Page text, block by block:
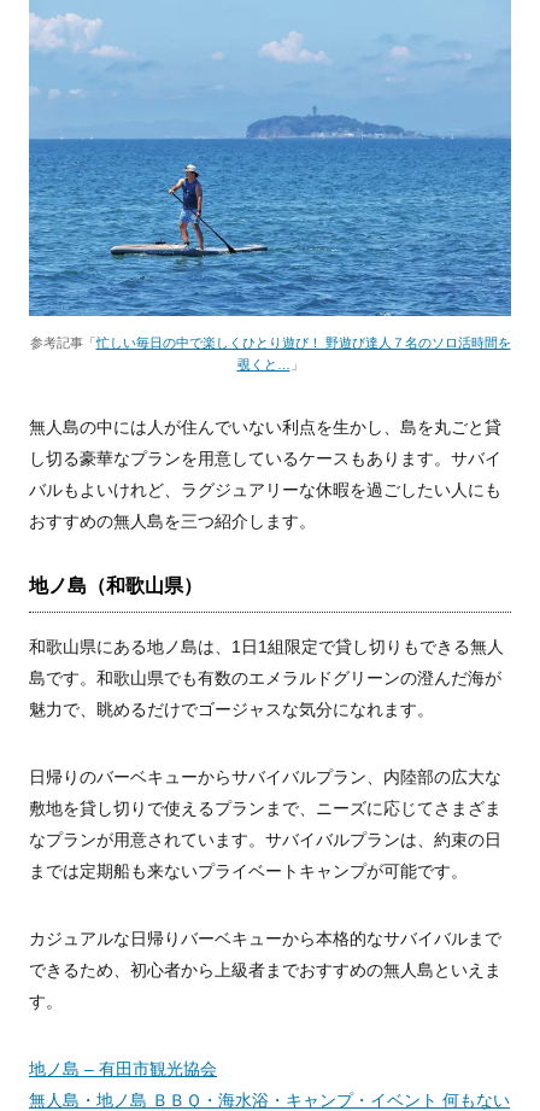
参考記事「忙しい毎日の中で楽しくひとり遊び！ 野遊び達人７名のソロ活時間を
覗くと…
」
無人島の中には人が住んでいない利点を生かし、島を丸ごと貸
し切る豪華なプランを用意しているケースもあります。サバイ
バルもよいけれど、ラグジュアリーな休暇を過ごしたい人にも
おすすめの無人島を三つ紹介します。
地ノ島（和歌山県）
和歌山県にある地ノ島は、1日1組限定で貸し切りもできる無人
島です。和歌山県でも有数のエメラルドグリーンの澄んだ海が
魅力で、眺めるだけでゴージャスな気分になれます。
日帰りのバーベキューからサバイバルプラン、内陸部の広大な
敷地を貸し切りで使えるプランまで、ニーズに応じてさまざま
なプランが用意されています。サバイバルプランは、約束の日
までは定期船も来ないプライベートキャンプが可能です。
カジュアルな日帰りバーベキューから本格的なサバイバルまで
できるため、初心者から上級者までおすすめの無人島といえま
す。
地ノ島 – 有田市観光協会
無人島・地ノ島 ＢＢＱ・海水浴・キャンプ・イベント 何もない